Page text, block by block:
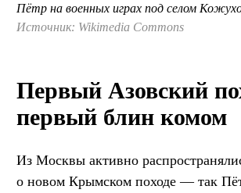
Пётр на военных играх под селом
Источник: Wikimedia Commons
Первый Азовский
первый блин комом
Из Москвы активно
о новом Крымском походе — так